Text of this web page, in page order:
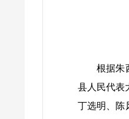
根据朱西
县人民代表
丁选明、陈